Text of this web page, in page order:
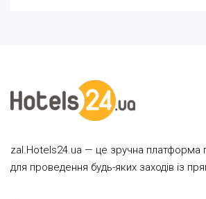
zal.Hotels24.ua — це зручна платформа
для проведення будь-яких заходів із